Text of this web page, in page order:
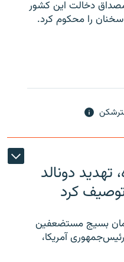
مصداق دخالت این کشور
سخنان را محکوم کرد.
تهدید دونالد
کرد
بسیج مستضعفین
آمریکا،